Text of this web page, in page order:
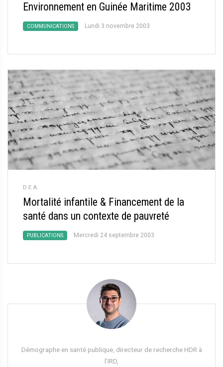
Environnement en Guinée Maritime 2003
COMMUNICATIONS Lundi 3 novembre 2003
DEA
Mortalité infantile & Financement de la
santé dans un contexte de pauvreté
PUBLICATIONS Mercredi 24 septembre 2003
Démographe en santé publique, directeur de recherche HDR à
l’IRD,